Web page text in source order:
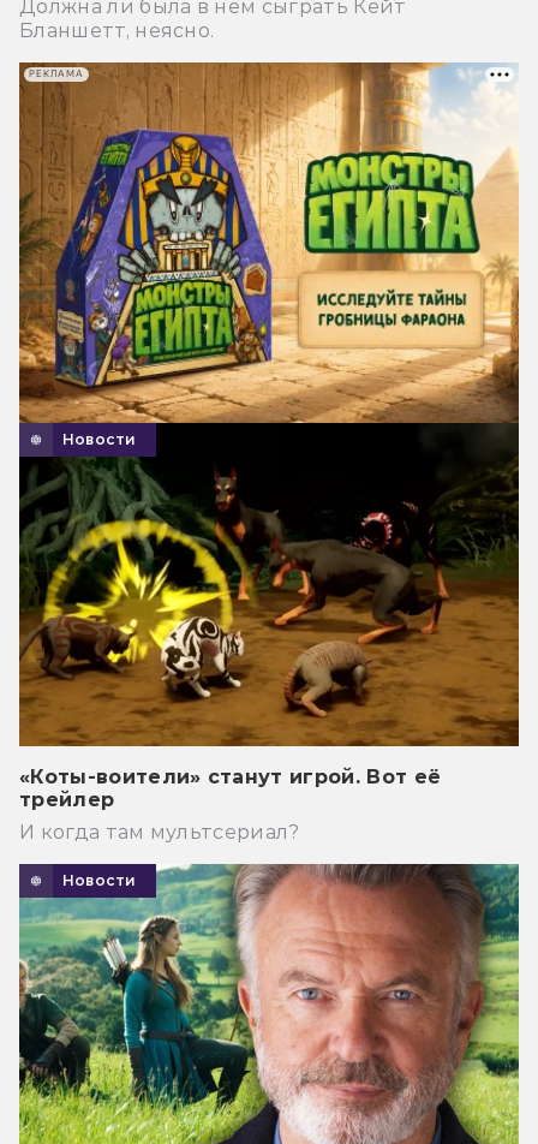
Должна ли была в нем сыграть Кейт
Бланшетт, неясно.
Новости
«Коты-воители» станут игрой. Вот её
трейлер
И когда там мультсериал?
Новости
РЕКЛАМА